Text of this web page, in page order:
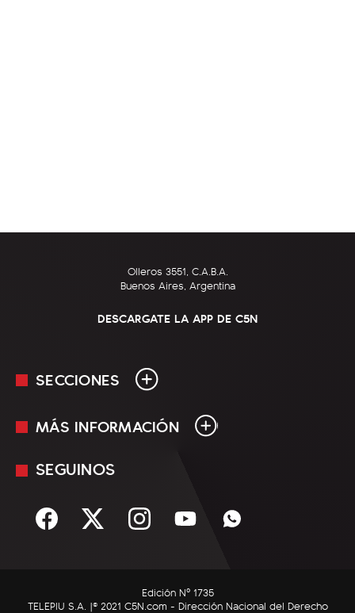
Olleros 3551, C.A.B.A.
Buenos Aires, Argentina
DESCARGATE LA APP DE C5N
SECCIONES
En Vivo
Sociedad
C5N Autos
MÁS INFORMACIÓN
Mediakit
Términos y condiciones
SEGUINOS
Edición Nº 1735
TELEPIU S.A. |© 2021 C5N.com - Dirección Nacional del Derecho